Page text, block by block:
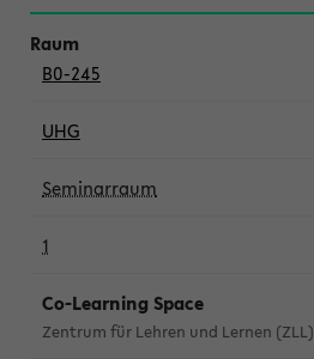
B0-245
UHG
Seminarraum
1
Co-Learning Space
Zentrum für Lehren und Lernen (ZLL)